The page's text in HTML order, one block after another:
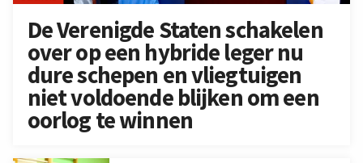
De Verenigde Staten schakelen
over op een hybride leger nu
dure schepen en vliegtuigen
niet voldoende blijken om een
oorlog te winnen